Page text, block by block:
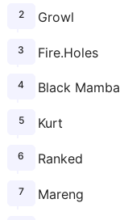
Growl
Fire.Holes
Black Mamba
Kurt
Ranked
Mareng